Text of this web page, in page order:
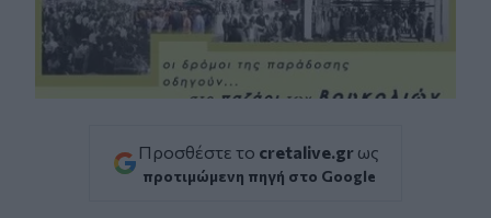
Προσθέστε το cretalive.gr ως
προτιμώμενη πηγή στο Google